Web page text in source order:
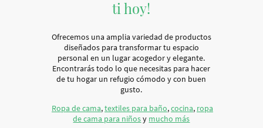
ti hoy!
Ofrecemos una amplia variedad de productos
diseñados para transformar tu espacio
personal en un lugar acogedor y elegante.
Encontrarás todo lo que necesitas para hacer
de tu hogar un refugio cómodo y con buen
gusto.
Ropa de cama,textiles para baño,cocina, ropa
de cama para niñosy mucho más